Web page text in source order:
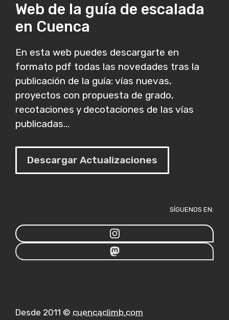
Web de la guía de escalada
en Cuenca
En esta web puedes descargarte en
formato pdf todas las novedades tras la
publicación de la guía: vías nuevas,
proyectos con propuesta de grado,
recotaciones y decotaciones de las vías
publicadas...
Descargar Actualizaciones
SÍGUENOS EN:
Desde 2011 © cuencaclimb.com